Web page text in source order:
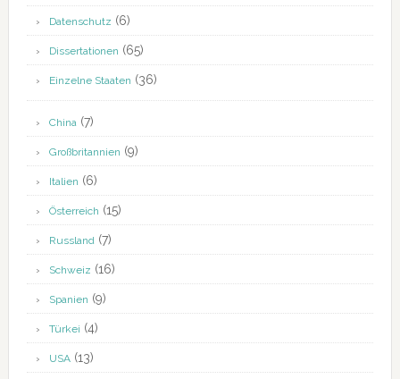
Datenschutz (6)
Dissertationen (65)
Einzelne Staaten (36)
China(7)
Großbritannien (9)
Italien (6)
Österreich (15)
Russland(7)
Schweiz (16)
Spanien (9)
Türkei (4)
USA(13)